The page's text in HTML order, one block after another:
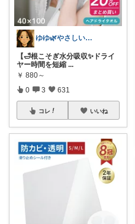
ゆゆ🌿やさしい暮らしROOM
【🛁根こそぎ水分吸収✨ドライ
ヤー時間を短縮 ...
￥ 880～
0 3 631
コレ いいね